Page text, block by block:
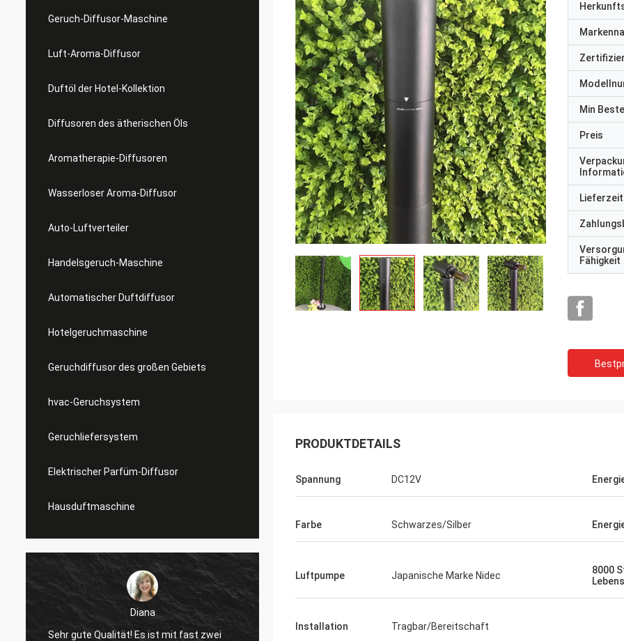
Geruch-Diffusor-Maschine
Luft-Aroma-Diffusor
Duftöl der Hotel-Kollektion
Diffusoren des ätherischen Öls
Aromatherapie-Diffusoren
Wasserloser Aroma-Diffusor
Auto-Luftverteiler
Handelsgeruch-Maschine
Automatischer Duftdiffusor
Hotelgeruchmaschine
Geruchdiffusor des großen Gebiets
hvac-Geruchsystem
Geruchliefersystem
Elektrischer Parfüm-Diffusor
Hausduftmaschine
Diana
Qualität! Es ist mit fast zwei
gutes Produkt! Genau als beschriebenes
Min
Preis
Lieferzeit
Fähigkeit
PRODUKTDETAILS
Spannung DC12V
Farbe Schwarzes/Silber
Luftpumpe Japanische Marke Nidec
8000
Installation Tragbar/Bereitschaft